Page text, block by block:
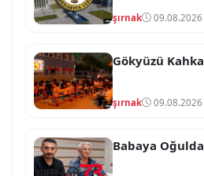
şırnak 09.08.2026
Gökyüzü
şırnak 09.08.2026
Babaya